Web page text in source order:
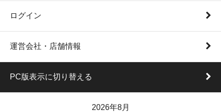
ログイン
運営会社・店舗情報
PC版表示に切り替える
2026年8月